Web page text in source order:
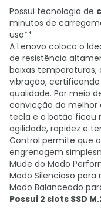
Possui tecnologia de
minutos de
uso**
A Lenovo coloca o
de resistência
baixas
vibração,
qualidade. Por meio
convicção da melhor
tecla e o botão ficou
agilidade, rapidez e
Control permite que
engrenagem
Mude do Modo
Modo Silencioso
Modo Balanceado
Possui 2 slots SSD